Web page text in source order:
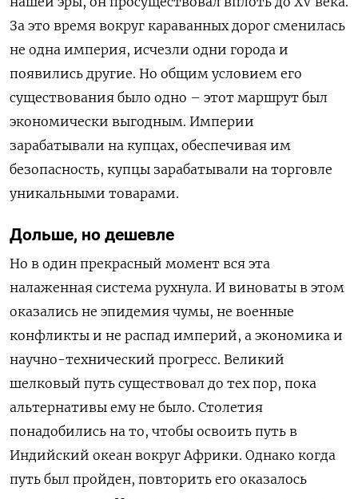
За это время вокруг караванных дорог сменилась
не одна империя, исчезли одни города и
появились другие. Но общим условием его
существования было одно – этот маршрут был
экономически выгодным. Империи
зарабатывали на купцах, обеспечивая им
безопасность, купцы зарабатывали на торговле
уникальными товарами.
Дольше, но дешевле
Но в один прекрасный момент вся эта
налаженная система рухнула. И виноваты в этом
оказались не эпидемия чумы, не военные
конфликты и не распад империй, а экономика и
научно-технический прогресс. Великий
шелковый путь существовал до тех пор, пока
альтернативы ему не было. Столетия
понадобились на то, чтобы освоить путь в
Индийский океан вокруг Африки. Однако когда
путь был пройден, повторить его оказалось